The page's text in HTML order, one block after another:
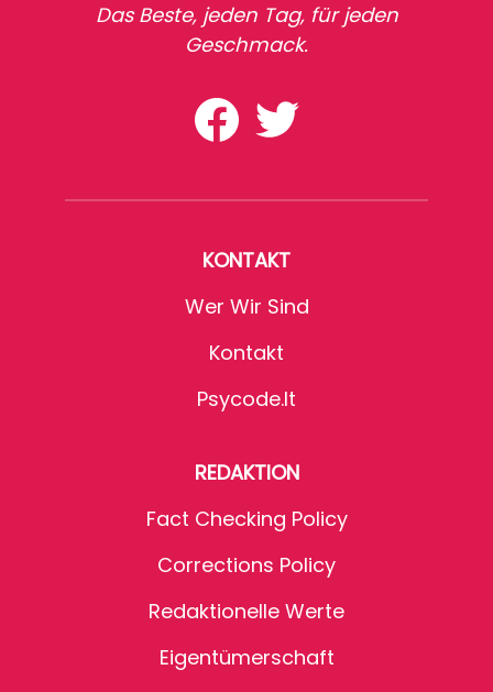
Das Beste, jeden Tag, für jeden
Geschmack.
KONTAKT
Wer Wir Sind
Kontakt
Psycode.it
REDAKTION
Fact Checking Policy
Corrections Policy
Redaktionelle Werte
Eigentümerschaft